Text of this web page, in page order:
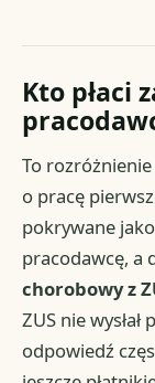
Kto płaci
To
o pracę
pokrywane
pracodawcę,
chorobowy z
ZUS nie
odpowiedź